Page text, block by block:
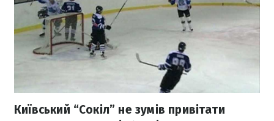
Київський “Сокіл” не зумів привітати